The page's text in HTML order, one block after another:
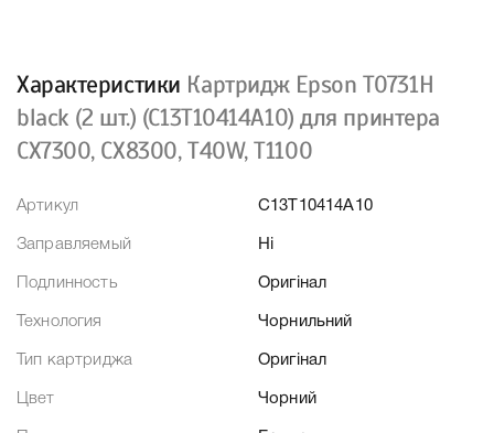
Характеристики Картридж Epson T0731H
black (2 шт.) (C13T10414A10) для принтера
CX7300, CX8300, T40W, T1100
Артикул C13T10414A10
Заправляемый Ні
Подлинность Оригінал
Технология Чорнильний
Тип картриджа Оригінал
Цвет Чорний